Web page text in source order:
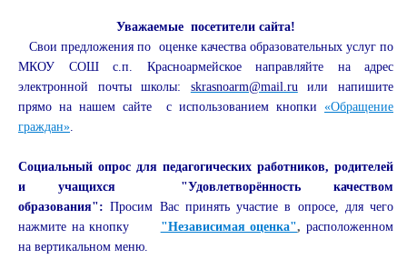
Уважаемые посетители сайта!
Свои предложения по оценке качества образовательных услуг по
МКОУ СОШ с.п. Красноармейское направляйте на адрес
электронной почты школы: skrasnoarm@mail.ruили напишите
прямо на нашем сайте
с использованием кнопки «Обращение
граждан».
Социальный опрос для педагогических работников, родителей
и учащихся "Удовлетворённость качеством
образования":Просим Вас принять участие в опросе, для чего
нажмите на кнопку
"Независимая оценка",расположенном
на вертикальном меню.